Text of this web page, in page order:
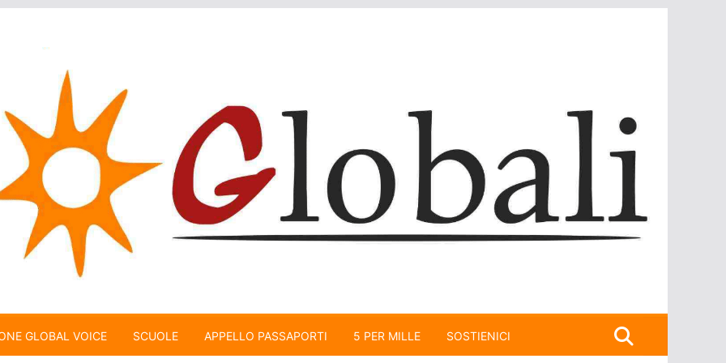
GLOBAL VOICE SCUOLE APPELLO PASSAPORTI 5 PER MILLE SOSTIENICI